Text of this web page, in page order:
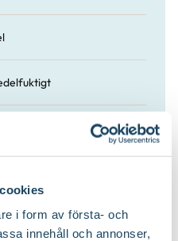
i form av första- och
innehåll och annonser,